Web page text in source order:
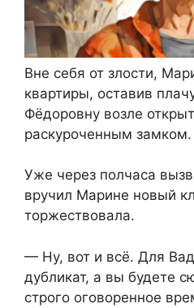
Вне себя от злости,
квартиры, оставив
Фёдоровну возле
раскуроченным замком.
Уже через полчаса
вручил Марине новый
торжествовала.
— Ну, вот и всё. Для
дубликат, а вы будете
строго оговоренное